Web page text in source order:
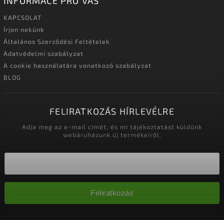
KAPCSOLAT
Írjon nekünk
Általános Szerződési Feltételek
Adatvédelmi szabályzat
A cookie használatára vonatkozó szabályzat
BLOG
FELIRATKOZÁS HÍRLEVÉLRE
Adja meg az e-mail címét, és mi tájékoztatást küldünk
webáruházunk új termékeiről.
Feliratkozás